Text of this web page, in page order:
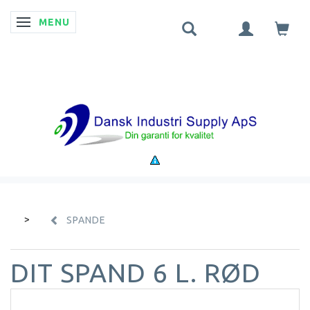
SKIFTE NAVIGATION
MENU
SPANDE
DIT SPAND 6 L. RØD